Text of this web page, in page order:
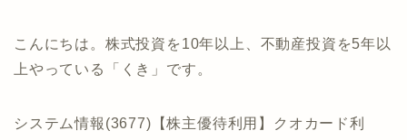
こんにちは。株式投資を10年以上、不動産投資を5年以
上やっている「くき」です。
システム情報(3677)【株主優待利用】クオカード利